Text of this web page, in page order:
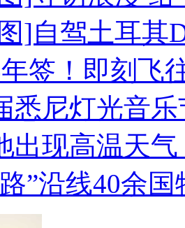
]自驾土耳其
签！即刻飞
悉尼灯光音
出现高温天
”沿线40余